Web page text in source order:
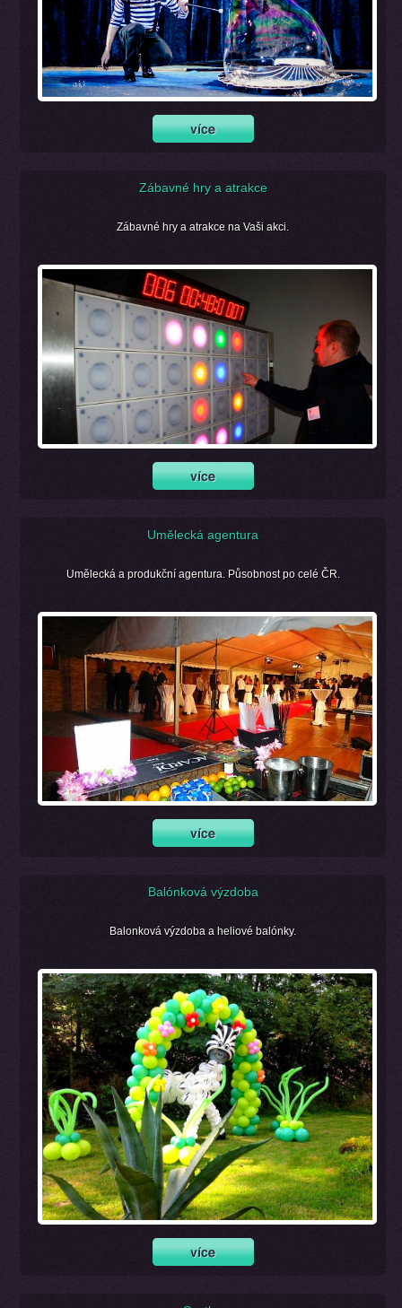
Zábavné hry a atrakce
Zábavné hry a atrakce na Vaši akci.
Umělecká agentura
Umělecká a produkční agentura. Působnost po celé ČR.
Balónková výzdoba
Balonková výzdoba a heliové balónky.